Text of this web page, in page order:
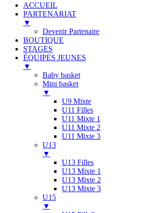
ACCUEIL
PARTENARIAT
▼
Devenir Partenaire
BOUTIQUE
STAGES
ÉQUIPES JEUNES
▼
Baby basket
Mini basket
▼
U9 Mixte
U11 Filles
U11 Mixte 1
U11 Mixte 2
U11 Mixte 3
U13
▼
U13 Filles
U13 Mixte 1
U13 Mixte 2
U13 Mixte 3
U15
▼